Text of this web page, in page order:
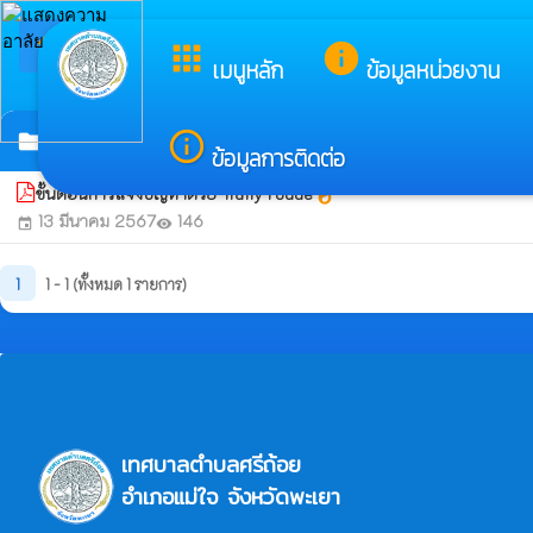
apps เมนูหลัก info ข้อมูลหน่วยงาน
info_outline ข้อมูลการติดต่อ
arrow_back_ios กลับเมนูหลัก
folderขั้นตอนการแจ้งปัญหาด้วย Traffy Foude
ขั้นตอนการแจ้งปัญหาด้วย Traffy Foudewhatshot
event 13 มีนาคม 2567visibility 146
1 1 - 1 (ทั้งหมด 1 รายการ)
เทศบาลตำบลศรีถ้อย
อำเภอแม่ใจ จังหวัดพะเยา